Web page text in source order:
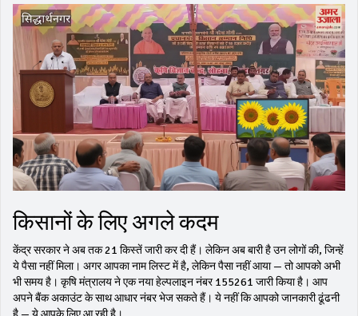
किसानों के लिए अगले कदम
केंद्र सरकार ने अब तक 21 किस्तें जारी कर दी हैं। लेकिन अब बारी है उन लोगों की, जिन्हें
ये पैसा नहीं मिला। अगर आपका नाम लिस्ट में है, लेकिन पैसा नहीं आया — तो आपको अभी
भी समय है। कृषि मंत्रालय ने एक नया हेल्पलाइन नंबर 155261 जारी किया है। आप
अपने बैंक अकाउंट के साथ आधार नंबर भेज सकते हैं। ये नहीं कि आपको जानकारी ढूंढनी